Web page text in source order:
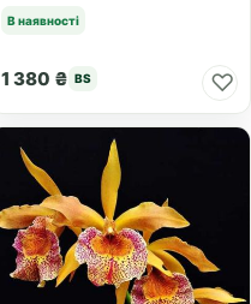
В наявності
1 380 ₴ BS ♡